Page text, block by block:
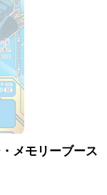
メモリーブース